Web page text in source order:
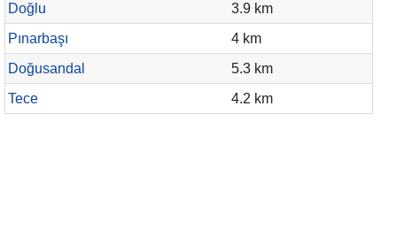
Doğlu
3.9 km
Pınarbaşı
4 km
Doğusandal
5.3 km
Tece
4.2 km